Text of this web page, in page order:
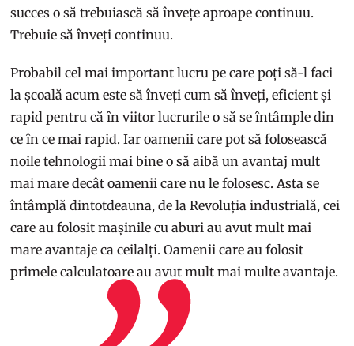
succes o să trebuiască să învețe aproape continuu.
Trebuie să înveți continuu.
Probabil cel mai important lucru pe care poți să-l faci
la școală acum este să înveți cum să înveți, eficient și
rapid pentru că în viitor lucrurile o să se întâmple din
ce în ce mai rapid. Iar oamenii care pot să folosească
noile tehnologii mai bine o să aibă un avantaj mult
mai mare decât oamenii care nu le folosesc. Asta se
întâmplă dintotdeauna, de la Revoluția industrială, cei
care au folosit mașinile cu aburi au avut mult mai
mare avantaje ca ceilalți. Oamenii care au folosit
primele calculatoare au avut mult mai multe avantaje.